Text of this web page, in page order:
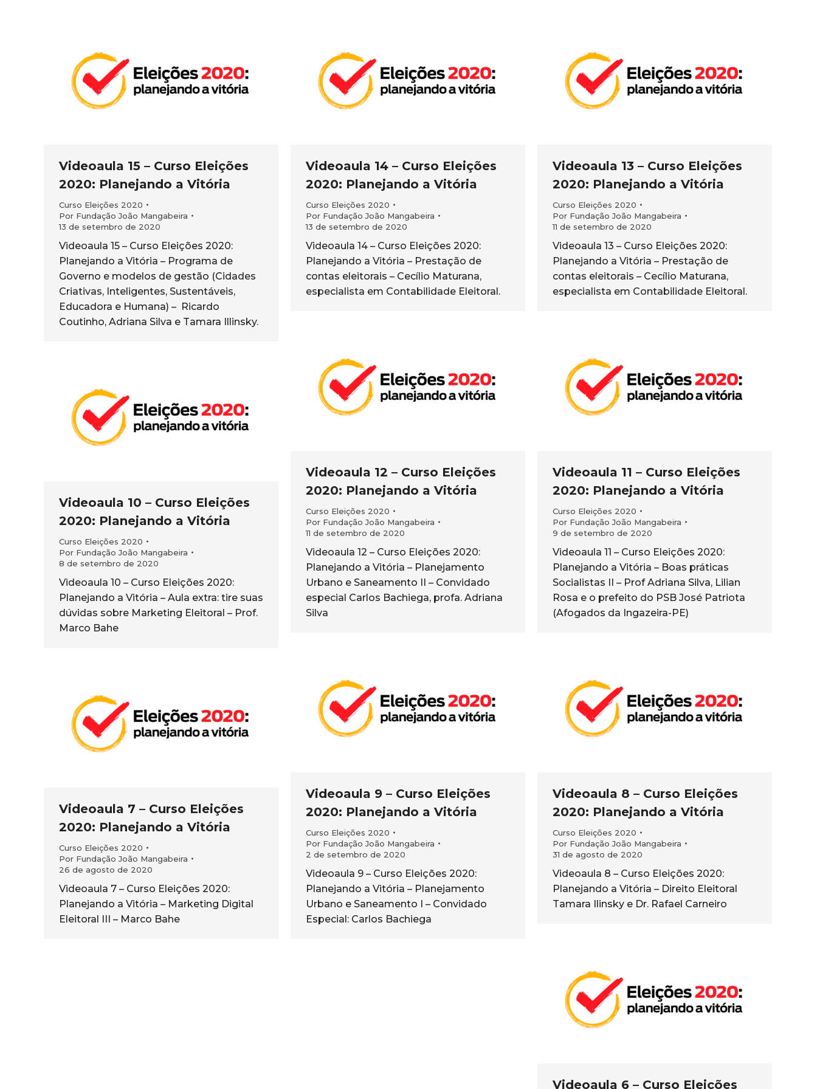
Videoaula 15 – Curso Eleições
2020: Planejando a Vitória
Curso Eleições 2020
Por Fundação João Mangabeira
13 de setembro de 2020
Videoaula 15 – Curso Eleições 2020:
Planejando a Vitória – Programa de
Governo e modelos de gestão (Cidades
Criativas, Inteligentes, Sustentáveis,
Educadora e Humana) – Ricardo
Coutinho, Adriana Silva e Tamara Illinsky.
Videoaula 14 – Curso Eleições
2020: Planejando a Vitória
Curso Eleições 2020
Por Fundação João Mangabeira
13 de setembro de 2020
Videoaula 14 – Curso Eleições 2020:
Planejando a Vitória – Prestação de
contas eleitorais – Cecílio Maturana,
especialista em Contabilidade Eleitoral.
Videoaula 13 – Curso Eleições
2020: Planejando a Vitória
Curso Eleições 2020
Por Fundação João Mangabeira
11 de setembro de 2020
Videoaula 13 – Curso Eleições 2020:
Planejando a Vitória – Prestação de
contas eleitorais – Cecílio Maturana,
especialista em Contabilidade Eleitoral.
Videoaula 12 – Curso Eleições
2020: Planejando a Vitória
Curso Eleições 2020
Por Fundação João Mangabeira
11 de setembro de 2020
Videoaula 12 – Curso Eleições 2020:
Planejando a Vitória – Planejamento
Urbano e Saneamento II – Convidado
especial Carlos Bachiega, profa. Adriana
Silva
Videoaula 11 – Curso Eleições
2020: Planejando a Vitória
Curso Eleições 2020
Por Fundação João Mangabeira
9 de setembro de 2020
Videoaula 11 – Curso Eleições 2020:
Planejando a Vitória – Boas práticas
Socialistas II – Prof Adriana Silva, Lilian
Rosa e o prefeito do PSB José Patriota
(Afogados da Ingazeira-PE)
Videoaula 10 – Curso Eleições
2020: Planejando a Vitória
Curso Eleições 2020
Por Fundação João Mangabeira
8 de setembro de 2020
Videoaula 10 – Curso Eleições 2020:
Planejando a Vitória – Aula extra: tire suas
dúvidas sobre Marketing Eleitoral – Prof.
Marco Bahe
Videoaula 9 – Curso Eleições
2020: Planejando a Vitória
Curso Eleições 2020
Por Fundação João Mangabeira
2 de setembro de 2020
Videoaula 9 – Curso Eleições 2020:
Planejando a Vitória – Planejamento
Urbano e Saneamento I – Convidado
Especial: Carlos Bachiega
Videoaula 8 – Curso Eleições
2020: Planejando a Vitória
Curso Eleições 2020
Por Fundação João Mangabeira
31 de agosto de 2020
Videoaula 8 – Curso Eleições 2020:
Planejando a Vitória – Direito Eleitoral
Tamara Ilinsky e Dr. Rafael Carneiro
Videoaula 7 – Curso Eleições
2020: Planejando a Vitória
Curso Eleições 2020
Por Fundação João Mangabeira
26 de agosto de 2020
Videoaula 7 – Curso Eleições 2020:
Planejando a Vitória – Marketing Digital
Eleitoral III – Marco Bahe
Videoaula 6 – Curso Eleições